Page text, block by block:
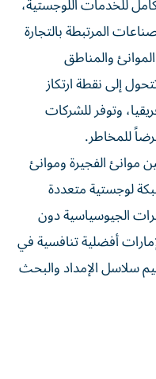
المرتبطة بالتجارة
والمناطق
إلى نقطة ارتكاز
وتوفر للشركات
للمخاطر.
موانئ الفجيرة وموانئ
لوجستية متعددة
الجيوسياسية دون
أفضلية تنافسية في
سلاسل الإمداد والبحث